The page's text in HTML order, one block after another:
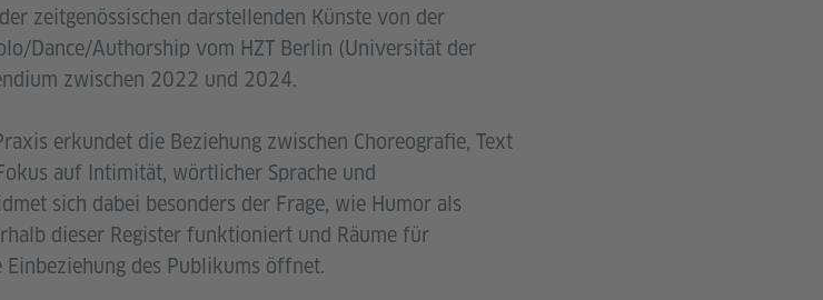
zeitgenössischen darstellenden Künste von der
Dance/Authorship vom HZT Berlin (Universität der
zwischen 2022 und 2024.
erkundet die Beziehung zwischen Choreografie, Text
auf Intimität, wörtlicher Sprache und
sich dabei besonders der Frage, wie Humor als
dieser Register funktioniert und Räume für
des Publikums öffnet.